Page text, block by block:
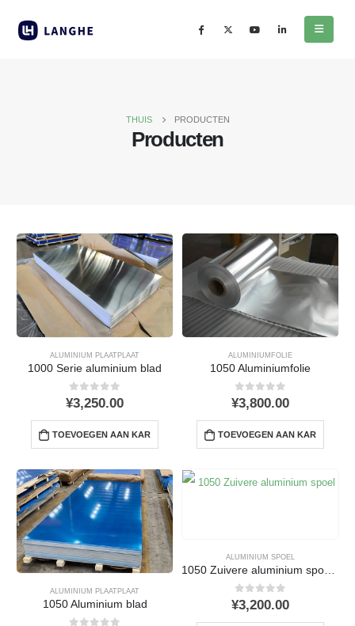
THUIS PRODUCTEN
Producten
ALUMINIUM PLAATPLAAT
1000 Serie aluminium blad
0uit 5
¥3,250.00
TOEVOEGEN AAN KAR
ALUMINIUMFOLIE
1050 Aluminiumfolie
0uit 5
¥3,800.00
TOEVOEGEN AAN KAR
ALUMINIUM PLAATPLAAT
1050 Aluminium blad
ALUMINIUM SPOEL
0uit 5
¥3,200.00